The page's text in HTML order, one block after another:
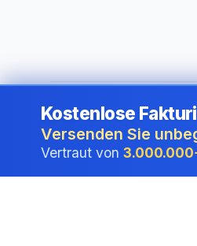
©2026i24 Limited. All
Kostenlose
Versenden Sie
Vertraut von